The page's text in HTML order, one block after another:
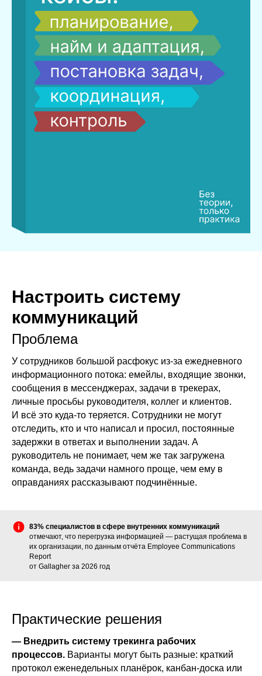
Настроить систему
коммуникаций
Проблема
У сотрудников большой расфокус из-за ежедневного
информационного потока: емейлы, входящие звонки,
сообщения в мессенджерах, задачи в трекерах,
личные просьбы руководителя, коллег и клиентов.
И всё это куда-то теряется. Сотрудники не могут
отследить, кто и что написал и просил, постоянные
задержки в ответах и выполнении задач. А
руководитель не понимает, чем же так загружена
команда, ведь задачи намного проще, чем ему в
оправданиях рассказывают подчинённые.
83% специалистов в сфере внутренних коммуникаций
отмечают, что перегрузка информацией — растущая проблема в
их организации, по данным отчёта Employee Communications
Report
от Gallagher за 2026 год
Практические решения
— Внедрить систему трекинга рабочих
процессов. Варианты могут быть разные: краткий
протокол еженедельных планёрок, канбан-доска или